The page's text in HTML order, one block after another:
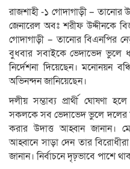
রাজশাহী -১ গোদাগাড়ী –
জেনারেল অবঃ শরীফ উদ্দীনকে
গোদাগাড়ী – তানোর বিএনপির
বুধবার সবাইকে ভেদাভেদ ভুলে
নির্দেশনা দিয়েছেন। মনোনয়ন
অভিনন্দন জানিয়েছেন।
দলীয় সম্ভাব্য প্রার্থী ঘোষণা
সকলকে সব ভেদাভেদ ভুলে দলের
করার উদাত্ত আহ্বান জানান।
আহ্বানে সাড়া দেন তার
জানান। নির্বাচনে দৃঢ়ভাবে পাশে